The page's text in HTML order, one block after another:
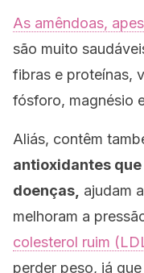
As amêndoas,
são muito
fibras e proteínas,
fósforo, magnésio
Aliás, contêm
antioxidantes
doenças, ajudam
melhoram a
colesterol ruim
perder peso, já